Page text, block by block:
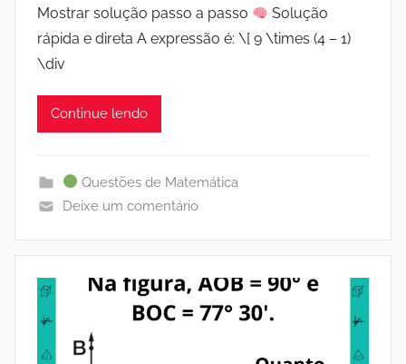
Mostrar solução passo a passo
Solução
rápida e direta A expressão é: \[ 9 \times (4 – 1)
\div
Continue lendo
Questões de Matemática
Deixe um comentário